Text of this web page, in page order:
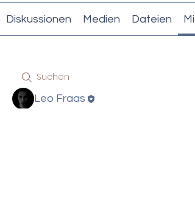
Diskussionen Medien Dateien
Leo Fraas